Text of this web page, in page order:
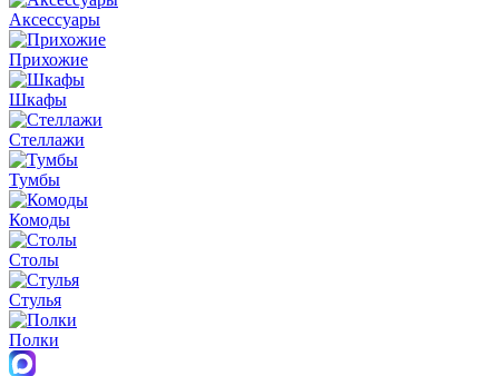
Аксессуары
Прихожие
Шкафы
Стеллажи
Тумбы
Комоды
Столы
Стулья
Полки